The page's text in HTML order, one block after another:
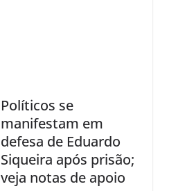
Políticos se
manifestam em
defesa de Eduardo
Siqueira após prisão;
veja notas de apoio